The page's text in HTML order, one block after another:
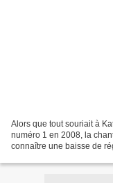
Alors que tout souriait à
numéro 1 en 2008, la
connaître une baisse de